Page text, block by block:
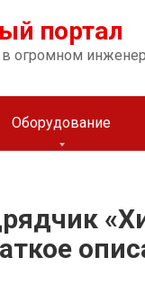
портал
в огромном
Оборудование